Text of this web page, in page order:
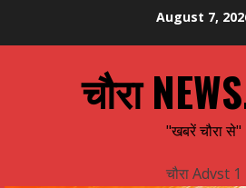
August 7,
चौरा
"खबरें चौरा से"
चौरा Advst 1